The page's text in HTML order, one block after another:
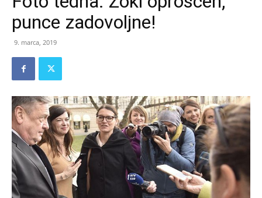
punce zadovoljne!
9. marca, 2019